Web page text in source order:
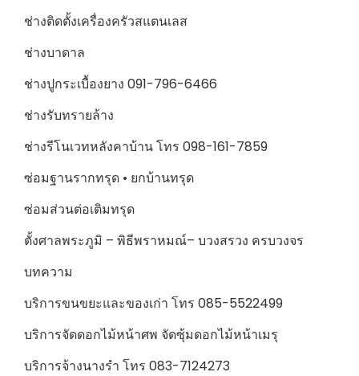
ช่างติดตั้งเครื่องครัวสแตนเลส
ช่างบาดาล
ช่างปูกระเบื้องยาง 091-796-6466
ช่างรับทรายล้าง
ช่างรีโนเวทหลังคาบ้าน โทร 098-161-7859
ซ่อมฐานรากทรุด • ยกบ้านทรุด
ซ่อมส่วนต่อเติมทรุด
ตั้งศาลพระภูมิ – พิธีพราหมณ์– บวงสรวง ครบวงจร
บทความ
บริการขนขยะและของเก่า โทร 085-5522499
บริการจัดดอกไม้หน้าศพ จัดซุ้มดอกไม้หน้าเมรุ
บริการจ้างนางรำ โทร 083-7124273